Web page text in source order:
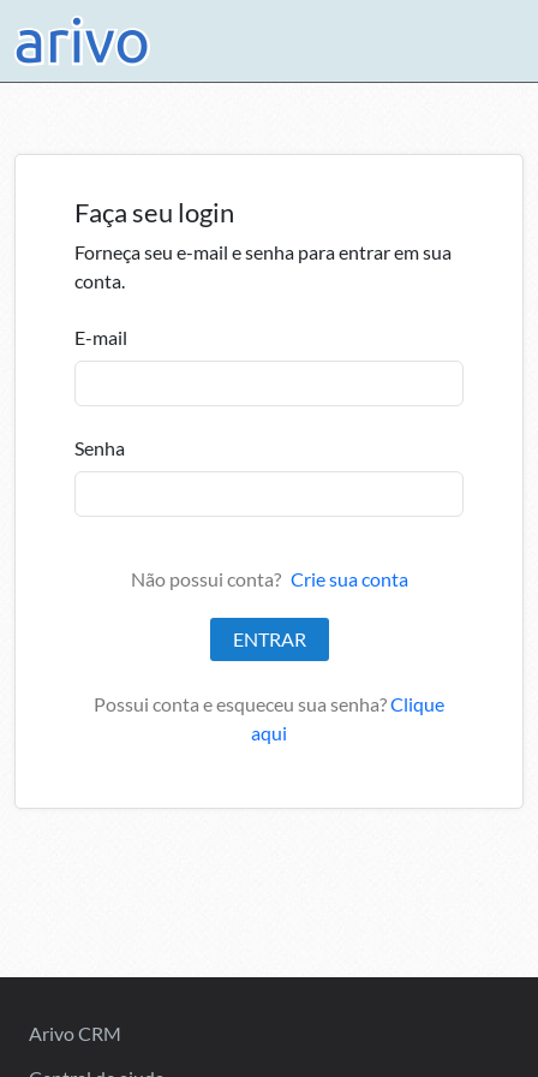
Faça seu login
Forneça seu e-mail e senha para entrar em sua
conta.
E-mail
Senha
Não possui conta? Crie sua conta
Possui conta e esqueceu sua senha?Clique
aqui
Arivo CRM